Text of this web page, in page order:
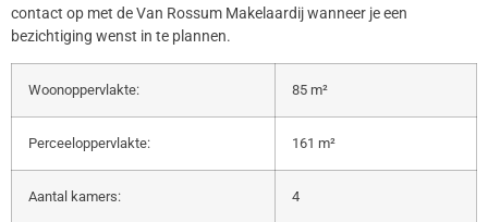
contact op met de Van Rossum Makelaardij wanneer je een
bezichtiging wenst in te plannen.
Woonoppervlakte: 85 m²
Perceeloppervlakte: 161 m²
Aantal kamers: 4